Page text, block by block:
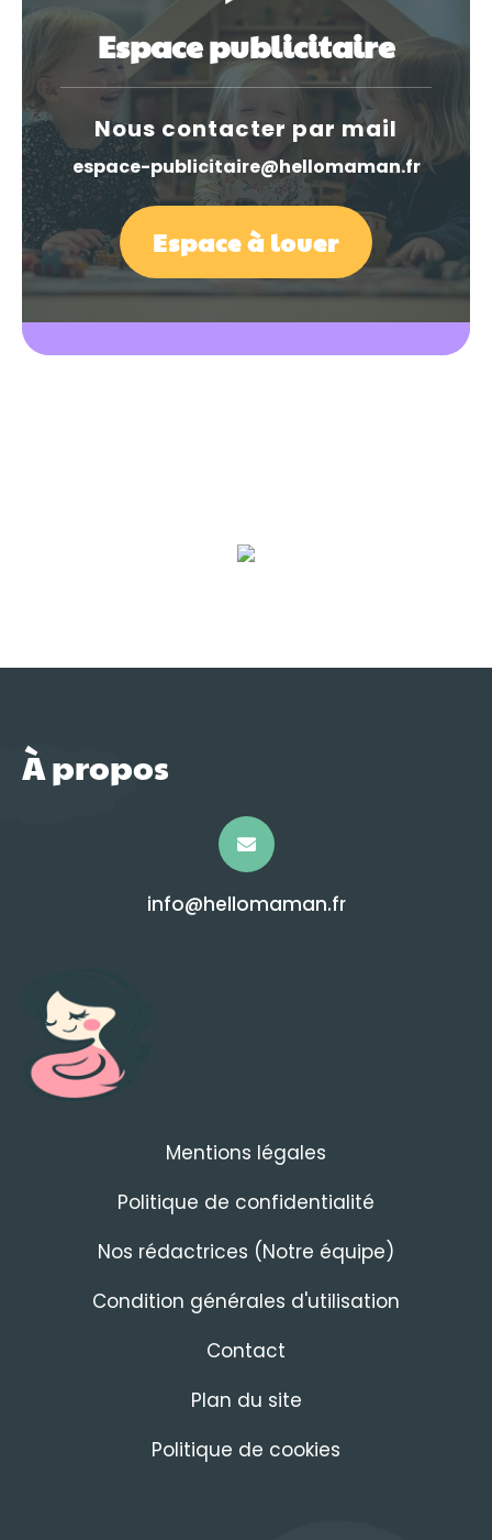
Espace publicitaire
Nous contacter par mail
espace-publicitaire@hellomaman.fr
Espace à louer
À propos
info@hellomaman.fr
Mentions légales
Politique de confidentialité
Nos rédactrices (Notre équipe)
Condition générales d'utilisation
Contact
Plan du site
Politique de cookies